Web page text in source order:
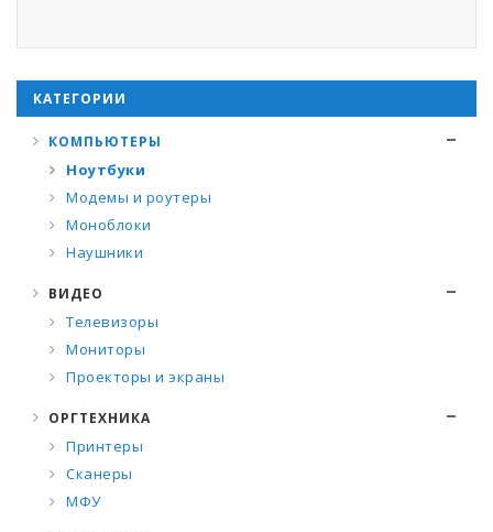
КАТЕГОРИИ
КОМПЬЮТЕРЫ
Ноутбуки
Модемы и роутеры
Моноблоки
Наушники
ВИДЕО
Телевизоры
Мониторы
Проекторы и экраны
ОРГТЕХНИКА
Принтеры
Сканеры
МФУ